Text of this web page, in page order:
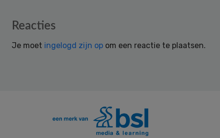
Reader
Reacties
Je moet ingelogd zijn op om een reactie te plaatsen.